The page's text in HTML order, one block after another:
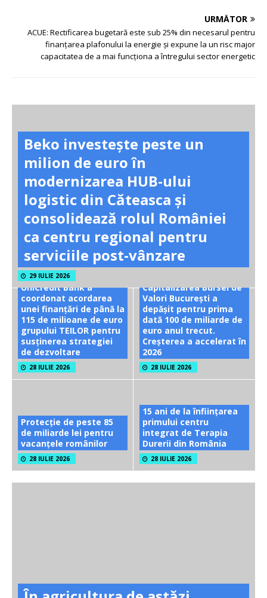
URMĂTOR
ACUE: Rectificarea bugetară este sub 25% din necesarul pentru
finanțarea plafonului la energie și expune la un risc major
capacitatea de a mai funcționa a întregului sector energetic
Beko investește peste un
milion de euro în
modernizarea HUB-ului
logistic din Căteasca și
consolidează rolul României
ca centru regional pentru
serviciile post-vânzare
29 IULIE 2026
UniCredit Bank a
coordonat acordarea
unei finanțări de până la
115 de milioane de euro
grupului TEILOR pentru
susținerea strategiei
de dezvoltare
28 IULIE 2026
Capitalizarea Bursei de
Valori București a
depășit pentru prima
dată 100 de miliarde de
euro anul trecut.
Creșterea a accelerat în
2026
28 IULIE 2026
Protecție de peste 85
de miliarde lei pentru
vacanțele românilor
28 IULIE 2026
15 ani de la înființarea
primului centru
integrat de Terapia
Durerii din România
28 IULIE 2026